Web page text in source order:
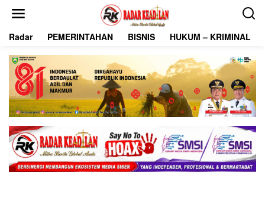
Radar PEMERINTAHAN BISNIS HUKUM – KRIMINAL